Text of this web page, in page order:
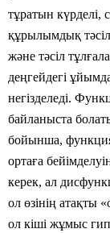
тұратын күрделі,
құрылымдық
және тәсіл
деңгейдегі
негізделеді.
байланыста
бойынша, функция
ортаға
керек, ал
ол өзінің атақты
ол кіші жұмыс